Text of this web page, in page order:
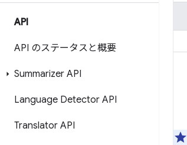
API
API のステータスと概要
Summarizer API
Language Detector API
Translator API